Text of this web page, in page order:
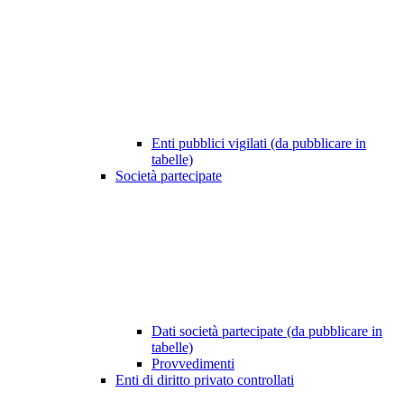
Enti pubblici vigilati (da pubblicare in
tabelle)
Società partecipate
Dati società partecipate (da pubblicare in
tabelle)
Provvedimenti
Enti di diritto privato controllati